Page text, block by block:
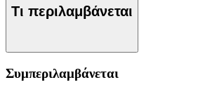
Τι περιλαμβάνεται
Συμπεριλαμβάνεται